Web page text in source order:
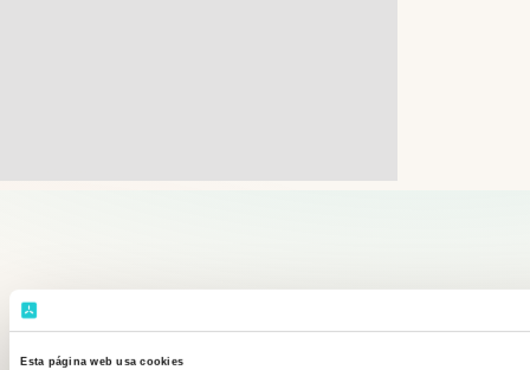
Esta página web usa cookies